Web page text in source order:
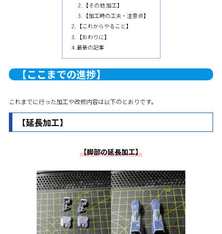
【その他 加工】
【加工時の工夫・注意点】
【これからやること】
【おわりに】
最新の記事
【ここまでの進捗】
これまでに行った加工や改修内容は以下のとおりです。
【延長加工】
【脚部の延長加工】